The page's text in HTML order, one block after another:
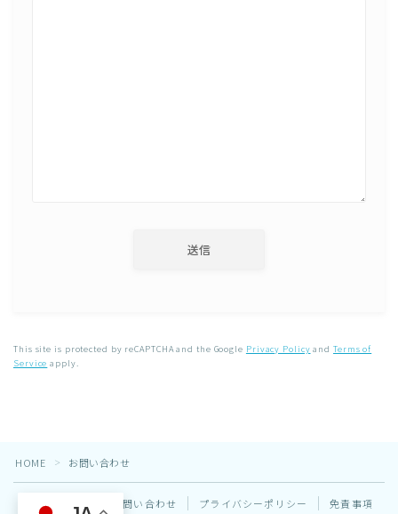
This site is protected by reCAPTCHA and the Google Privacy Policy andTerms of
Service apply.
HOME ＞ お問い合わせ
サイトマップ お問い合わせ プライバシーポリシー 免責事項